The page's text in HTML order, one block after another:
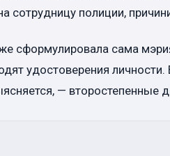
сотрудницу полиции,
сформулировала сама
удостоверения
— второстепенные